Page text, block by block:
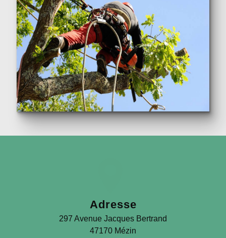
Adresse
297 Avenue Jacques Bertrand
47170 Mézin